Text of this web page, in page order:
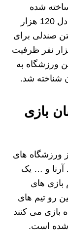
شده
است. این ورزشگاه در ابتدا ظرفیتی معادل 120 هزار
صندلی برای
به 100 هزار و سپس به 80 هزار نفر ظرفیت
2011 میلادی این ورزشگاه به
بازی
ورزشگاه های
آرنا و … یک
بازی های
رو تیم های
بازی می کنند
شده است.